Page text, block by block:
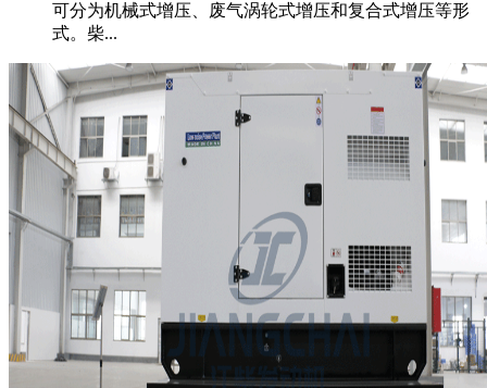
可分为机械式增压、废气涡轮式增压和复合式增压等形
式。柴...